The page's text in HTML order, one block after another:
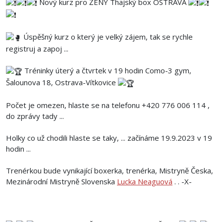
Nový kurz pro ŽENY Thajský box OSTRAVA
Úspěšný kurz o který je velký zájem, tak se rychle
registruj a zapoj ...⁠
Tréninky úterý a čtvrtek v 19 hodin⁠ Como-3 gym,
Šalounova 18, Ostrava-Vítkovice
Počet je omezen, hlaste se na telefonu +420 776 006 114 ,
do zprávy tady ...⁠
Holky co už chodili hlaste se taky, ... začínáme 19.9.2023 v 19
hodin ...⁠
Trenérkou bude vynikající boxerka, trenérka, Mistryně Česka,
Mezinárodní Mistryně Slovenska Lucka Neaguová . . -X-